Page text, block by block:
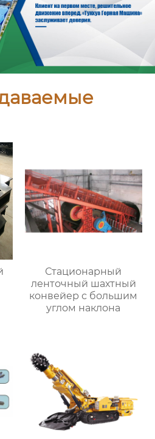
Стационарный
ленточный шахтный
конвейер с большим
углом наклона